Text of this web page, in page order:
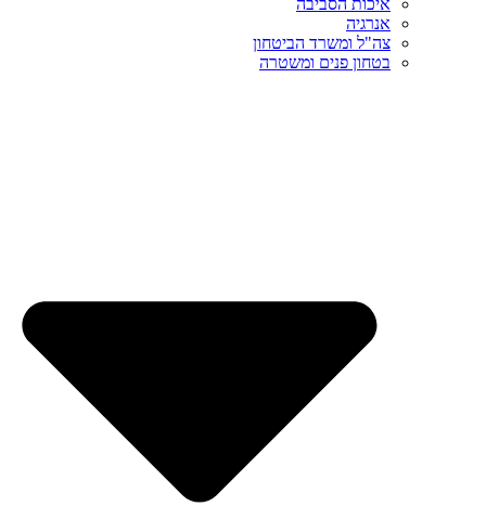
איכות הסביבה
אנרגיה
צה"ל ומשרד הביטחון
בטחון פנים ומשטרה